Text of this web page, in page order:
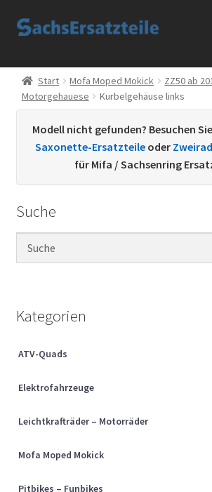
Zur
Zum
Start
AGB
Datenschutzerklärung
Kontakt
Sachs Ersatzteile
Über uns
Start Mofa Moped Mokick
ZZ50 ab
Motorgehauese
Kurbelgehäuse links
Modell nicht gefunden? Besuchen
Saxonette-Ersatzteile oder
für Mifa / Sachsenring
Suche
Kategorien
ATV-Quads
Elektrofahrzeuge
Leichtkrafträder – Motorräder
Mofa Moped Mokick
Pitbikes – Funbikes